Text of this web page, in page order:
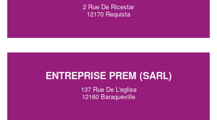
2 Rue De Ricestar
12170 Requista
ENTREPRISE PREM (SARL)
137 Rue De L'eglise
12160 Baraqueville